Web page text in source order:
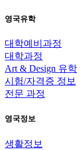
영국유학
대학예비과정
대학과정
Art & Design 유학
시험/자격증 정보
전문 과정
영국정보
생활정보